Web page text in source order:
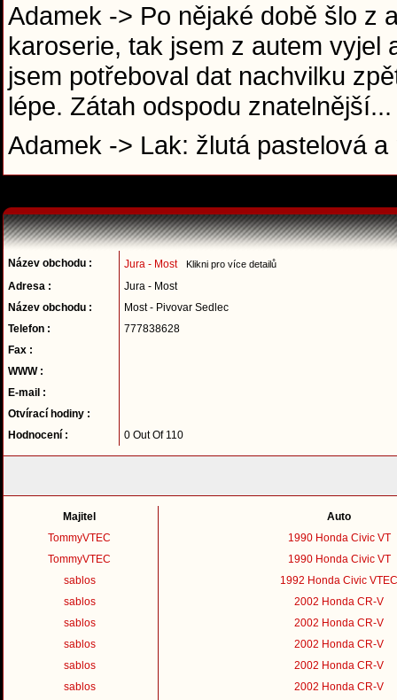
Adamek -> Po nějaké době šlo z
karoserie, tak jsem z autem vyjel
jsem potřeboval dat nachvilku
lépe. Zátah odspodu
Adamek -> Lak: žlutá pastelová
Název obchodu : Jura - Most Klikni pro více detailů
Adresa :
Jura - Most
Název obchodu :
Most - Pivovar Sedlec
Telefon :
777838628
Fax :
WWW :
E-mail :
Otvírací hodiny :
Hodnocení :
0 Out Of 110
Majitel
Auto
TommyVTEC
1990 Honda Civic VT
TommyVTEC
1990 Honda Civic VT
sablos
1992 Honda Civic VTEC
sablos
2002 Honda CR-V
sablos
2002 Honda CR-V
sablos
2002 Honda CR-V
sablos
2002 Honda CR-V
sablos
2002 Honda CR-V